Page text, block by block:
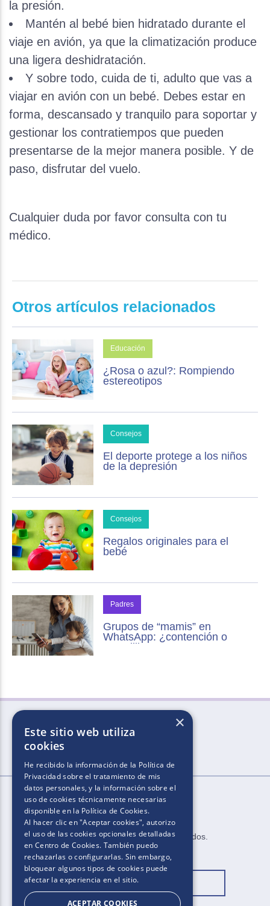
la presión.
Mantén al bebé bien hidratado durante el
viaje en avión, ya que la climatización produce
una ligera deshidratación.
Y sobre todo, cuida de ti, adulto que vas a
viajar en avión con un bebé. Debes estar en
forma, descansado y tranquilo para soportar y
gestionar los contratiempos que pueden
presentarse de la mejor manera posible. Y de
paso, disfrutar del vuelo.
Cualquier duda por favor consulta con tu
médico.
Otros artículos relacionados
Educación
¿Rosa o azul?: Rompiendo
estereotipos
Consejos
El deporte protege a los niños
de la depresión
Consejos
Regalos originales para el
bebé
Padres
Grupos de “mamis” en
WhatsApp: ¿contención o
pesadilla?
2025​.​​ ​Todos los derechos reservados​.​
Cambiar ubicación
×
Este sitio web utiliza
cookies
He recibido la información de la Política de
Privacidadsobre el tratamiento de mis
datos personales, y la información sobre el
uso de cookies técnicamente necesarias
disponible en la Política de Cookies.
Al hacer clic en "Aceptar cookies", autorizo
el uso de las cookies opcionales detalladas
en Centro de Cookies. También puedo
rechazarlas o configurarlas. Sin embargo,
bloquear algunos tipos de cookies puede
afectar la experiencia en el sitio.
ACEPTAR COOKIES